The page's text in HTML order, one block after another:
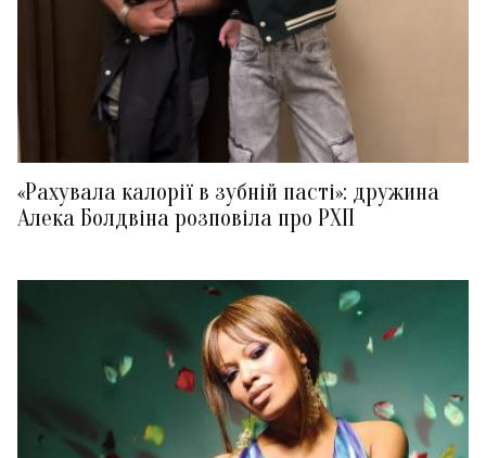
«Рахувала калорії в зубній пасті»: дружина
Алека Болдвіна розповіла про РХП